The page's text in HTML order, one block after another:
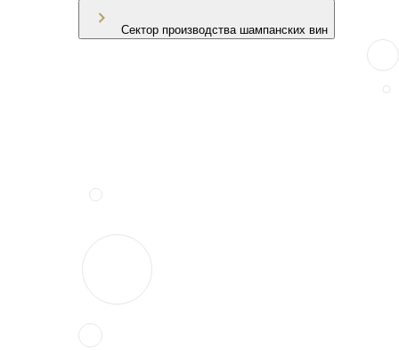
Сектор производства шампанских вин